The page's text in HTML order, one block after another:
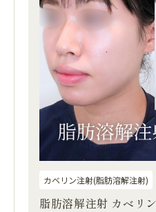
カベリン注射(脂肪溶解注射)
脂肪溶解注射 カベリン